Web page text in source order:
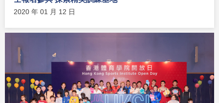
2020 年 01 月 12 日